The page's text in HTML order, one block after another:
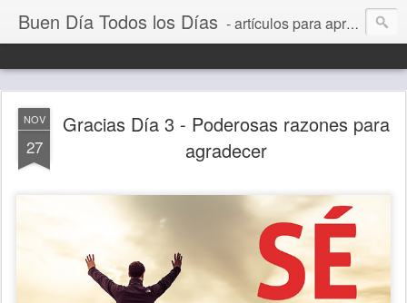
Buen Día Todos los Días - artículos para aprender a vivir mejor, un día a la vez. Por Juan C Quintero
NOV
27
Gracias Día 3 - Poderosas razones para
agradecer